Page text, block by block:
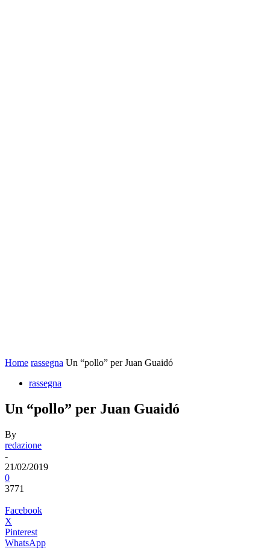
Home rassegna Un “pollo” per Juan Guaidó
rassegna
Un “pollo” per Juan Guaidó
By
redazione
-
21/02/2019
0
3771
Facebook
X
Pinterest
WhatsApp